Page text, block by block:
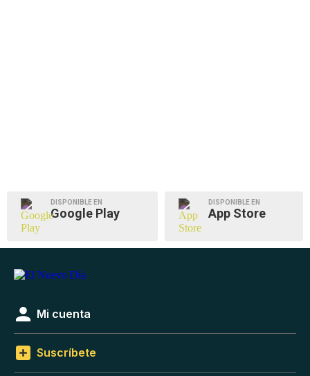
DISPONIBLE EN
Google Play
DISPONIBLE EN
App Store
Mi cuenta
Suscríbete